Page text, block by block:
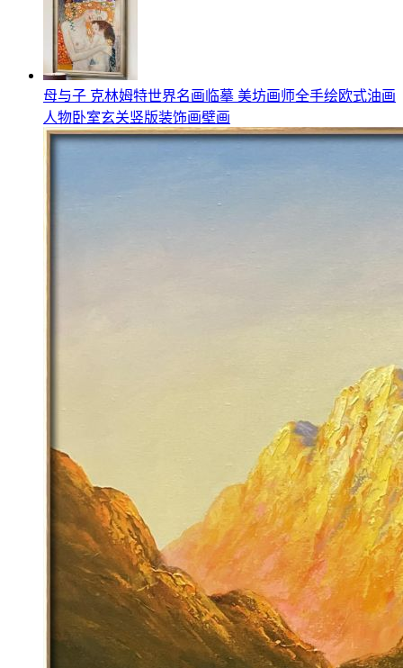
母与子 克林姆特世界名画临摹 美坊画师全手绘欧式油画
人物卧室玄关竖版装饰画壁画